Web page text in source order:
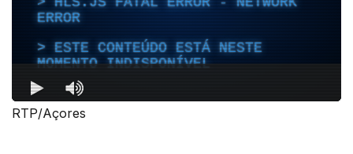
RTP/Açores